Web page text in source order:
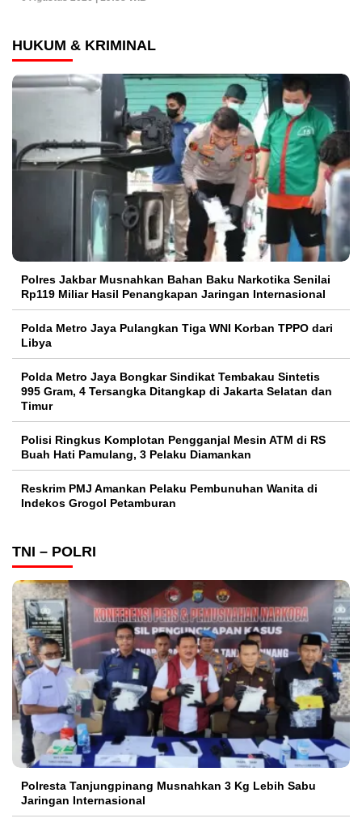
HUKUM & KRIMINAL
Polres Jakbar Musnahkan Bahan Baku Narkotika Senilai
Rp119 Miliar Hasil Penangkapan Jaringan Internasional
Polda Metro Jaya Pulangkan Tiga WNI Korban TPPO dari
Libya
Polda Metro Jaya Bongkar Sindikat Tembakau Sintetis
995 Gram, 4 Tersangka Ditangkap di Jakarta Selatan dan
Timur
Polisi Ringkus Komplotan Pengganjal Mesin ATM di RS
Buah Hati Pamulang, 3 Pelaku Diamankan
Reskrim PMJ Amankan Pelaku Pembunuhan Wanita di
Indekos Grogol Petamburan
TNI – POLRI
Polresta Tanjungpinang Musnahkan 3 Kg Lebih Sabu
Jaringan Internasional